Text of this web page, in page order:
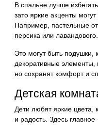
В спальне лучше
зато яркие акценты
Например, пастельные
персика или лавандового.
Это могут быть подушки,
декоративные элементы,
но сохранят комфорт и
Детская
Дети любят яркие цвета,
и радость. Здесь